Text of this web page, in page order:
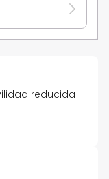
reducida